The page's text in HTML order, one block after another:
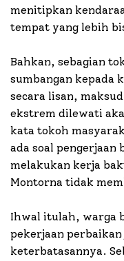
menitipkan
tempat yang lebih
Bahkan, sebagian
sumbangan kepada
secara lisan,
ekstrem dilewati
kata tokoh
ada soal pengerjaan
melakukan kerja
Montorna tidak
Ihwal itulah, warga
pekerjaan perbaikan
keterbatasannya.